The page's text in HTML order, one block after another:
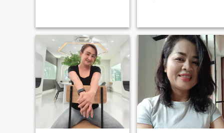
someone to take care of I
want tru
cooking